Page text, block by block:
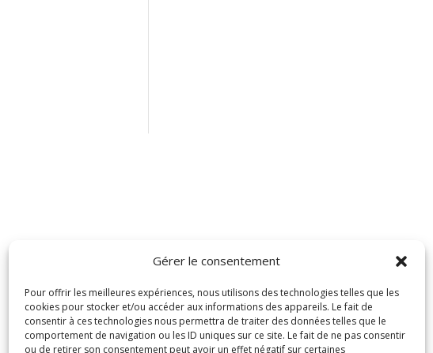
Gérer le consentement
Pour offrir les meilleures expériences, nous utilisons des technologies telles que les
cookies pour stocker et/ou accéder aux informations des appareils. Le fait de
consentir à ces technologies nous permettra de traiter des données telles que le
comportement de navigation ou les ID uniques sur ce site. Le fait de ne pas consentir
ou de retirer son consentement peut avoir un effet négatif sur certaines